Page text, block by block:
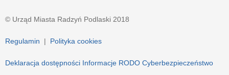
© Urząd Miasta Radzyń Podlaski 2018
Regulamin | Polityka cookies
Deklaracja dostępności Informacje RODO Cyberbezpieczeństwo